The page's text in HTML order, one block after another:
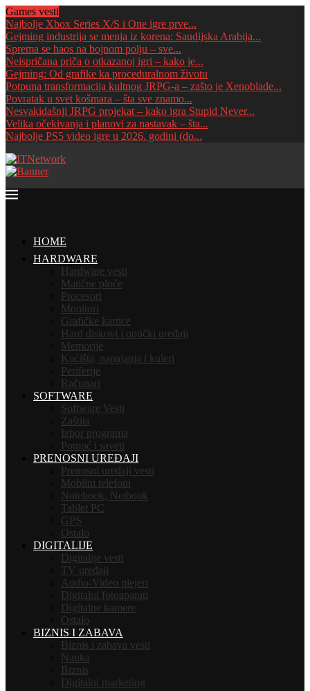
Games vesti
Najbolje Xbox Series X/S i One igre prve...
Gejming industrija se menja iz korena: Saudijska Arabija...
Sprema se haos na bojnom polju – sve...
Neispričana priča o otkazanoj igri – kako je...
Gejming: Od grafike ka proceduralnom životu
Potpuna transformacija kultnog JRPG-a – zašto je Xenoblade...
Povratak u svet košmara – šta sve znamo...
Nesvakidašnji JRPG projekat – kako igra Stupid Never...
Velika očekivanja i planovi za nastavak – šta...
Najbolje PS5 video igre u 2026. godini (do...
HOME
HARDWARE
Hardware vesti
Matične ploče
Procesori
Monitori
Grafičke kartice
Hard diskovi i optički uređaji
Memorije
Kućišta, napajanja i kuleri
Periferije
Računari
SOFTWARE
Software Vesti
Zaštita
Izbor programa
Pomoć i saveti
PRENOSNI UREĐAJI
Prenosni uređaji vesti
Mobilni telefoni
Notebook, Netbook
Tablet PC
GPS
Ostalo
DIGITALIJE
Digitalije vesti
TV uređaji
Audio-Video plejeri
Digitalni fotoaparati
Digitalne kamere
Ostalo
BIZNIS I ZABAVA
Biznis i zabava vesti
Nauka
Biznis
Digitalni marketing